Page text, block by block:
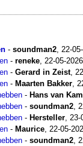
- soundman2, 22-
- reneke, 22-05-
- Gerard in Zeist,
- Maarten Bakker,
- Hans van
- soundman2,
- Hersteller, 23-
- Maurice, 22-05-
- soundman2,